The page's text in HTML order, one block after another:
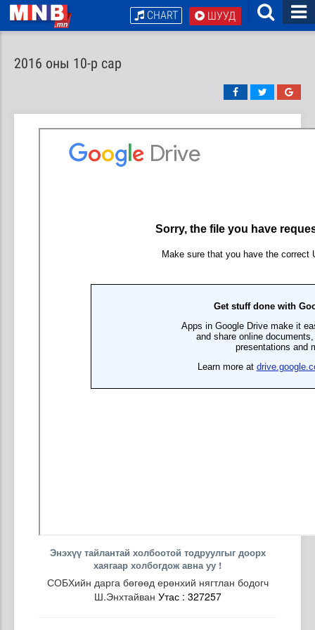
ШУУД
CHART
2016 оны 10-р сар
Энэхүү тайлантай холбоотой тодруулгыг доорх
хаягаар холбогдож авна уу !
СОБХийн дарга бөгөөд ерөнхий нягтлан бодогч
Ш.Энхтайван Утас : 327257